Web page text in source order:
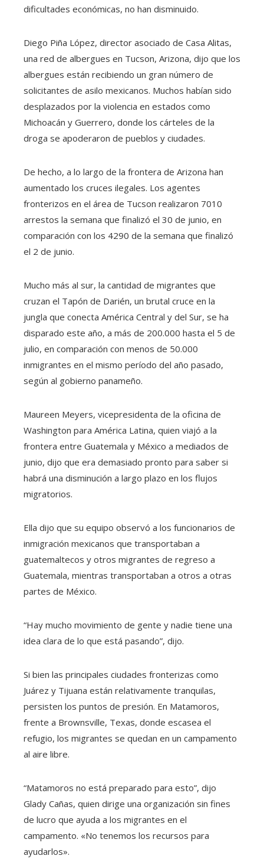
dificultades económicas, no han disminuido.
Diego Piña López, director asociado de Casa Alitas,
una red de albergues en Tucson, Arizona, dijo que los
albergues están recibiendo un gran número de
solicitantes de asilo mexicanos. Muchos habían sido
desplazados por la violencia en estados como
Michoacán y Guerrero, donde los cárteles de la
droga se apoderaron de pueblos y ciudades.
De hecho, a lo largo de la frontera de Arizona han
aumentado los cruces ilegales. Los agentes
fronterizos en el área de Tucson realizaron 7010
arrestos la semana que finalizó el 30 de junio, en
comparación con los 4290 de la semana que finalizó
el 2 de junio.
Mucho más al sur, la cantidad de migrantes que
cruzan el Tapón de Darién, un brutal cruce en la
jungla que conecta América Central y del Sur, se ha
disparado este año, a más de 200.000 hasta el 5 de
julio, en comparación con menos de 50.000
inmigrantes en el mismo período del año pasado,
según al gobierno panameño.
Maureen Meyers, vicepresidenta de la oficina de
Washington para América Latina, quien viajó a la
frontera entre Guatemala y México a mediados de
junio, dijo que era demasiado pronto para saber si
habrá una disminución a largo plazo en los flujos
migratorios.
Ella dijo que su equipo observó a los funcionarios de
inmigración mexicanos que transportaban a
guatemaltecos y otros migrantes de regreso a
Guatemala, mientras transportaban a otros a otras
partes de México.
“Hay mucho movimiento de gente y nadie tiene una
idea clara de lo que está pasando”, dijo.
Si bien las principales ciudades fronterizas como
Juárez y Tijuana están relativamente tranquilas,
persisten los puntos de presión. En Matamoros,
frente a Brownsville, Texas, donde escasea el
refugio, los migrantes se quedan en un campamento
al aire libre.
“Matamoros no está preparado para esto”, dijo
Glady Cañas, quien dirige una organización sin fines
de lucro que ayuda a los migrantes en el
campamento. «No tenemos los recursos para
ayudarlos».